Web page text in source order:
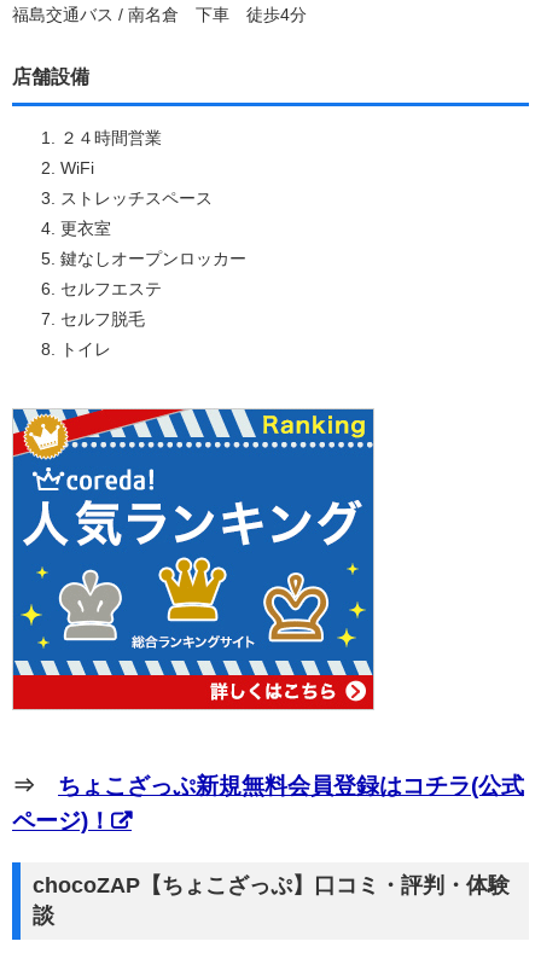
福島交通バス / 南名倉 下車 徒歩4分
店舗設備
２４時間営業
WiFi
ストレッチスペース
更衣室
鍵なしオープンロッカー
セルフエステ
セルフ脱毛
トイレ
⇒ ちょこざっぷ新規無料会員登録はコチラ(公式
ページ)！
chocoZAP【ちょこざっぷ】口コミ・評判・体験
談